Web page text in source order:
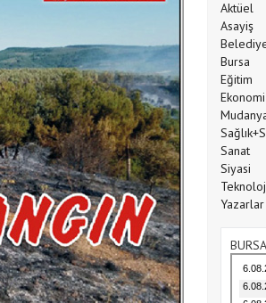
Aktüel
Asayiş
Bursa
Eğitim
Ekonomi
Sanat
Siyasi
Yazarlar